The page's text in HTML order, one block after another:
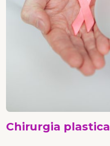
Chirurgia plastica